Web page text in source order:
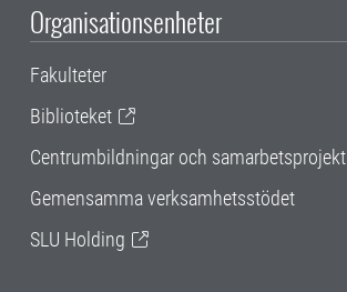
Organisationsenheter
Fakulteter
Biblioteket
Centrumbildningar och samarbetsprojekt
Gemensamma verksamhetsstödet
SLU Holding